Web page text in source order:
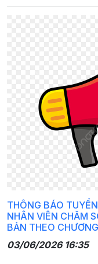
THÔNG BÁO
NHÂN VIÊN CHĂM
BẢN THEO
03/06/2026 16:35